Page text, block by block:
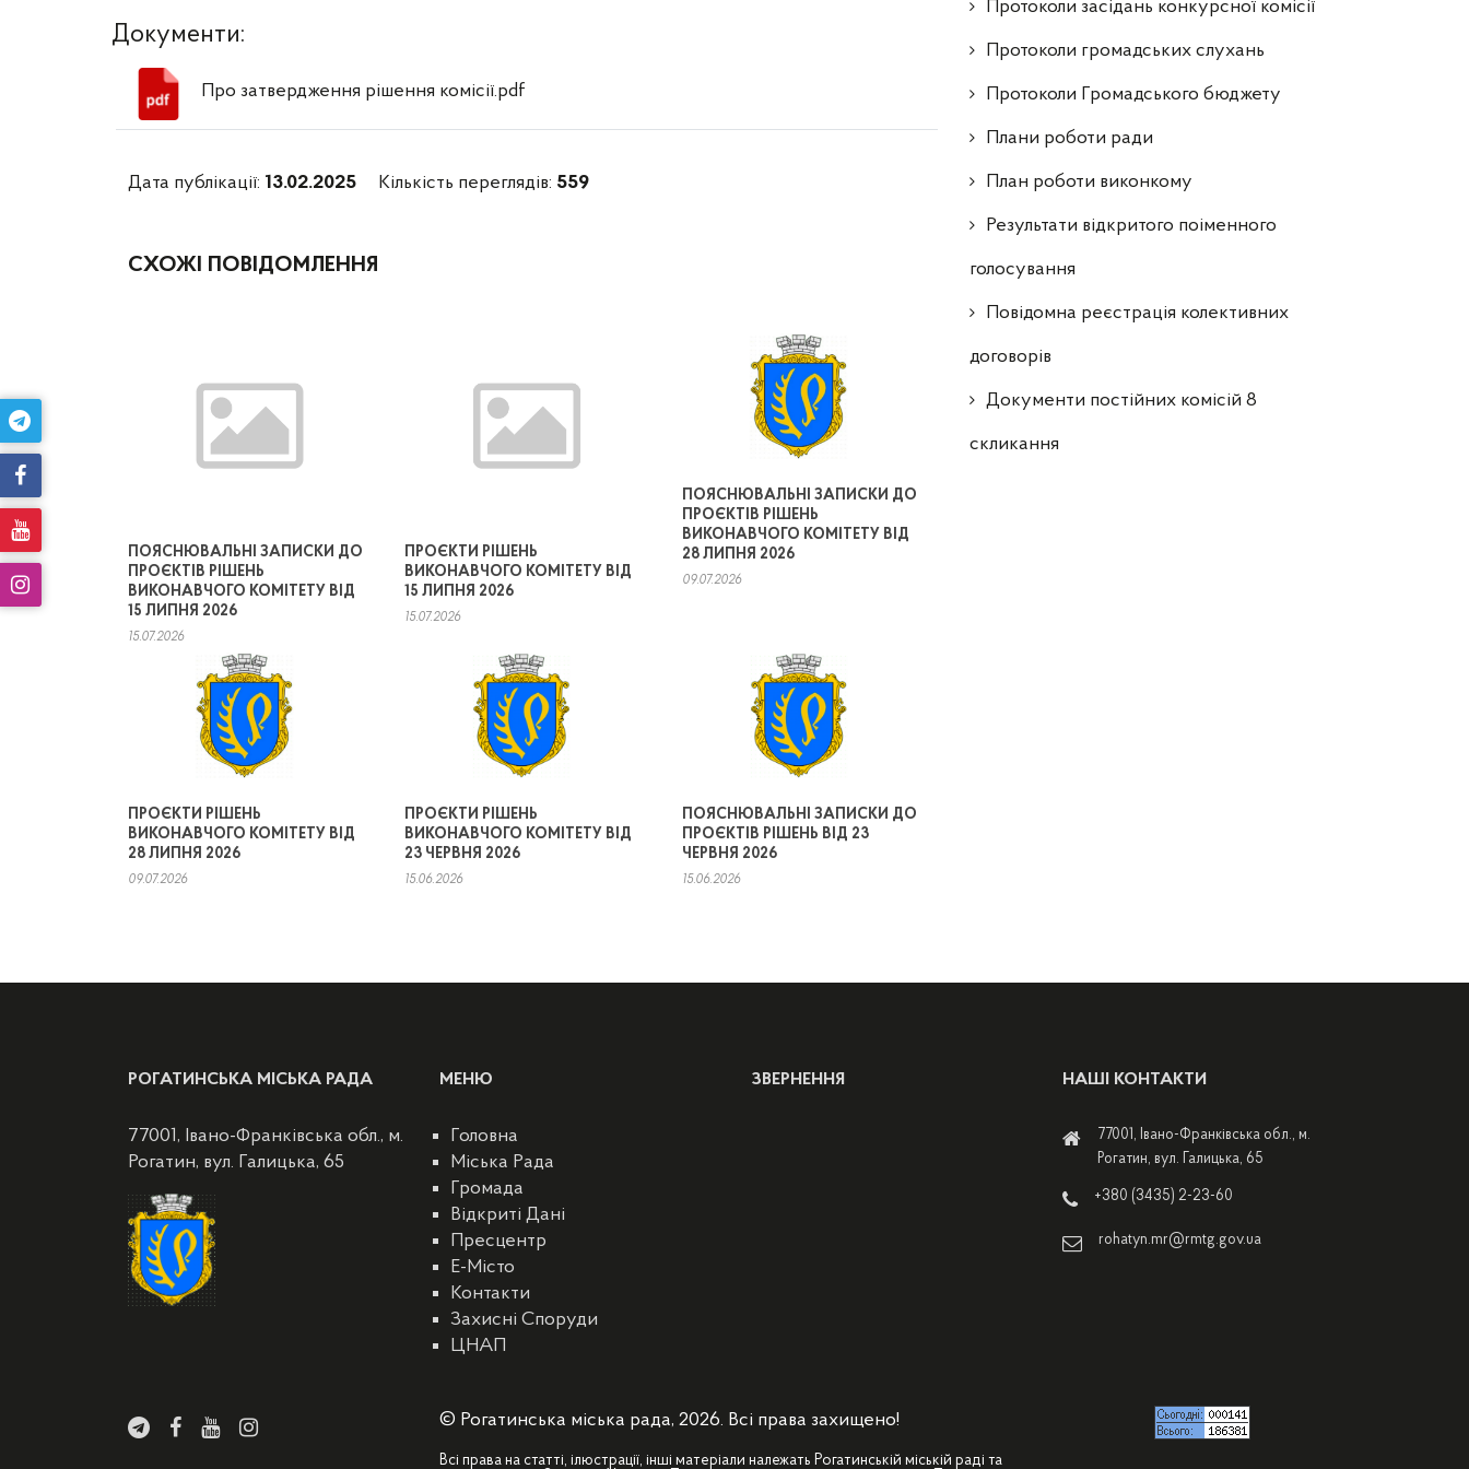
Протоколи засідань конкурсної комісії
Протоколи громадських слухань
Протоколи Громадського бюджету
Плани роботи ради
План роботи виконкому
Результати відкритого поіменного
голосування
Повідомна реєстрація колективних
договорів
Документи постійних комісій 8
скликання
Документи:
Про затвердження рішення комісії.pdf
Дата публікації: 13.02.2025 Кількість переглядів: 559
СХОЖІ ПОВІДОМЛЕННЯ
ПОЯСНЮВАЛЬНІ ЗАПИСКИ ДО
ПРОЄКТІВ РІШЕНЬ
ВИКОНАВЧОГО КОМІТЕТУ ВІД
15 ЛИПНЯ 2026
15.07.2026
ПРОЄКТИ РІШЕНЬ
ВИКОНАВЧОГО КОМІТЕТУ ВІД
15 ЛИПНЯ 2026
15.07.2026
ПОЯСНЮВАЛЬНІ ЗАПИСКИ ДО
ПРОЄКТІВ РІШЕНЬ
ВИКОНАВЧОГО КОМІТЕТУ ВІД
28 ЛИПНЯ 2026
09.07.2026
ПРОЄКТИ РІШЕНЬ
ВИКОНАВЧОГО КОМІТЕТУ ВІД
28 ЛИПНЯ 2026
09.07.2026
ПРОЄКТИ РІШЕНЬ
ВИКОНАВЧОГО КОМІТЕТУ ВІД
23 ЧЕРВНЯ 2026
15.06.2026
ПОЯСНЮВАЛЬНІ ЗАПИСКИ ДО
ПРОЄКТІВ РІШЕНЬ ВІД 23
ЧЕРВНЯ 2026
15.06.2026
РОГАТИНСЬКА МІСЬКА РАДА
77001, Івано-Франківська обл., м.
Рогатин, вул. Галицька, 65
МЕНЮ
Головна
Міська Рада
Громада
Відкриті Дані
Пресцентр
E-Місто
Контакти
Захисні Споруди
ЦНАП
ЗВЕРНЕННЯ НАШІ КОНТАКТИ
77001, Івано-Франківська обл., м.
Рогатин, вул. Галицька, 65
+380 (3435) 2-23-60
rohatyn.mr@rmtg.gov.ua
© Рогатинська міська рада, 2026. Всі права захищено!
Всі права на статті, ілюстрації, інші матеріали належать Рогатинській міській раді та